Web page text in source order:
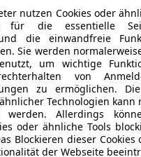
nutzen Cookies oder
für die essentielle
die einwandfreie
Sie werden
um wichtige
von
zu ermöglichen.
Technologien kann
werden. Allerdings
oder ähnliche Tools
Blockieren dieser
der Webseite